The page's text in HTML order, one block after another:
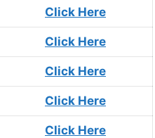
Click Here
Click Here
Click Here
Click Here
Click Here